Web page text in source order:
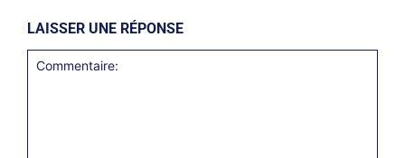
LAISSER UNE RÉPONSE